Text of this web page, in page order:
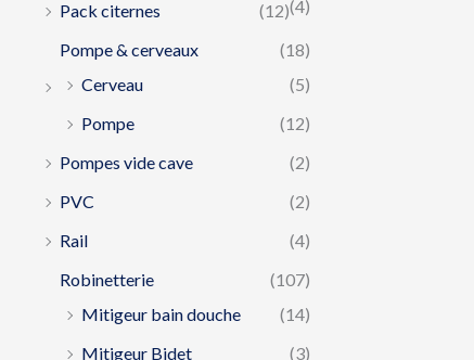
(4)
Pack citernes
(12)
Pompe & cerveaux
(18)
Cerveau
(5)
Pompe
(12)
Pompes vide cave
(2)
PVC
(2)
Rail
(4)
Robinetterie
(107)
Mitigeur bain douche
(14)
Mitigeur Bidet
(3)